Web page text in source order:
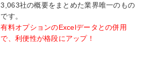
3,063社の概要をまとめた業界唯一のもの
です。
有料オプションのExcelデータとの併用
で、利便性が格段にアップ！